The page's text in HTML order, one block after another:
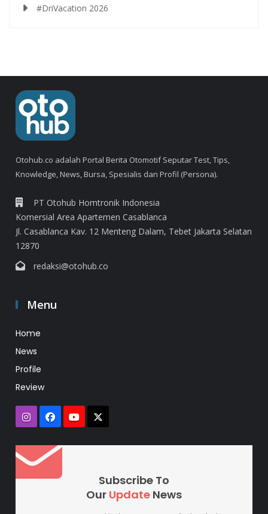
#DriVacation 2026
Otohub.co adalah Portal Berita Otomotif Seputar Test, Tips,
Knowledge, News, Bursa, Spesialis dan Profil (Persona).
PT Otohub Homtronik Indonesia
Komersial Area Apartemen Casablanca
Jl. Casablanca Kav. 12 Menteng Dalam, Tebet Jakarta Selatan
12870
redaksi@otohub.co
Menu
Home
News
Profile
Review
Subscribe To
Our Update News